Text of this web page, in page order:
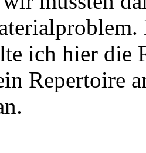
ich hier die
Repertoire